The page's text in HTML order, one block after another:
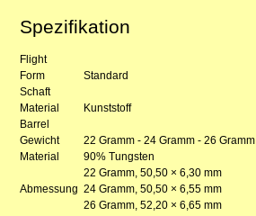
Spezifikation
Flight
Form
Standard
Schaft
Material
Kunststoff
Barrel
Gewicht
22 Gramm - 24 Gramm - 26 Gramm
Material
90% Tungsten
Abmessung
22 Gramm, 50,50 × 6,30 mm
24 Gramm, 50,50 × 6,55 mm
26 Gramm, 52,20 × 6,65 mm